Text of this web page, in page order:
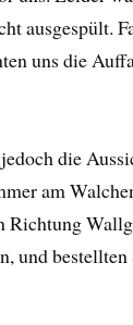
ausgespült.
uns die
die
am
Richtung
und